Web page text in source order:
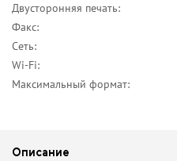
Двусторонняя печать:
Факс:
Сеть:
Wi-Fi:
Максимальный формат:
Описание